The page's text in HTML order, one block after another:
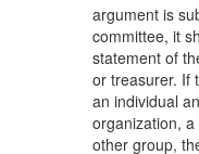
argument is
committee, it
statement of
or treasurer. If
an individual
organization,
other group,